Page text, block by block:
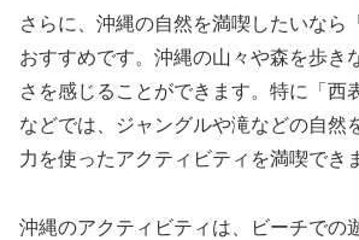
さらに、沖縄の自然を満喫したいなら
おすすめです。沖縄の山々や森を歩き
さを感じることができます。特に「西
などでは、ジャングルや滝などの自然
力を使ったアクティビティを満喫でき
沖縄のアクティビティは、ビーチでの